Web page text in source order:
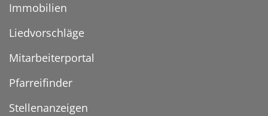
Immobilien
Liedvorschläge
Mitarbeiterportal
Pfarreifinder
Stellenanzeigen